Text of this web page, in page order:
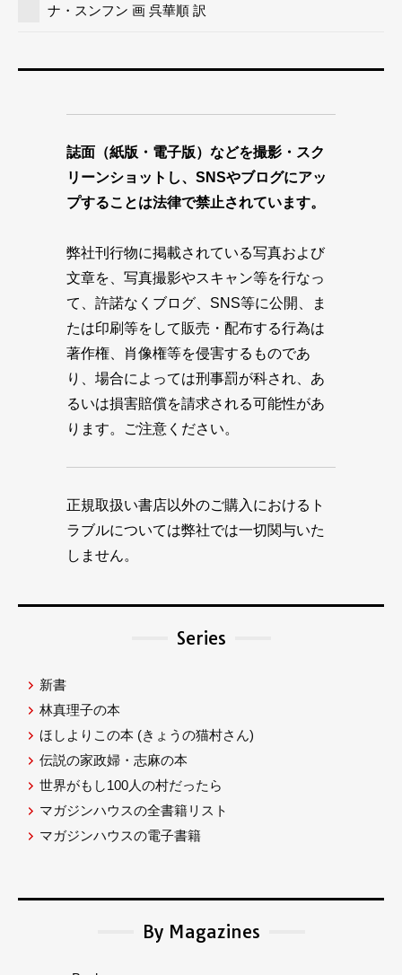
ナ・スンフン 画 呉華順 訳
誌面（紙版・電子版）などを撮影・スク
リーンショットし、SNSやブログにアッ
プすることは法律で禁止されています。
弊社刊行物に掲載されている写真および
文章を、写真撮影やスキャン等を行なっ
て、許諾なくブログ、SNS等に公開、ま
たは印刷等をして販売・配布する行為は
著作権、肖像権等を侵害するものであ
り、場合によっては刑事罰が科され、あ
るいは損害賠償を請求される可能性があ
ります。ご注意ください。
正規取扱い書店以外のご購入におけるト
ラブルについては弊社では一切関与いた
しません。
Series
新書
林真理子の本
ほしよりこの本 (きょうの猫村さん)
伝説の家政婦・志麻の本
世界がもし100人の村だったら
マガジンハウスの全書籍リスト
マガジンハウスの電子書籍
By Magazines